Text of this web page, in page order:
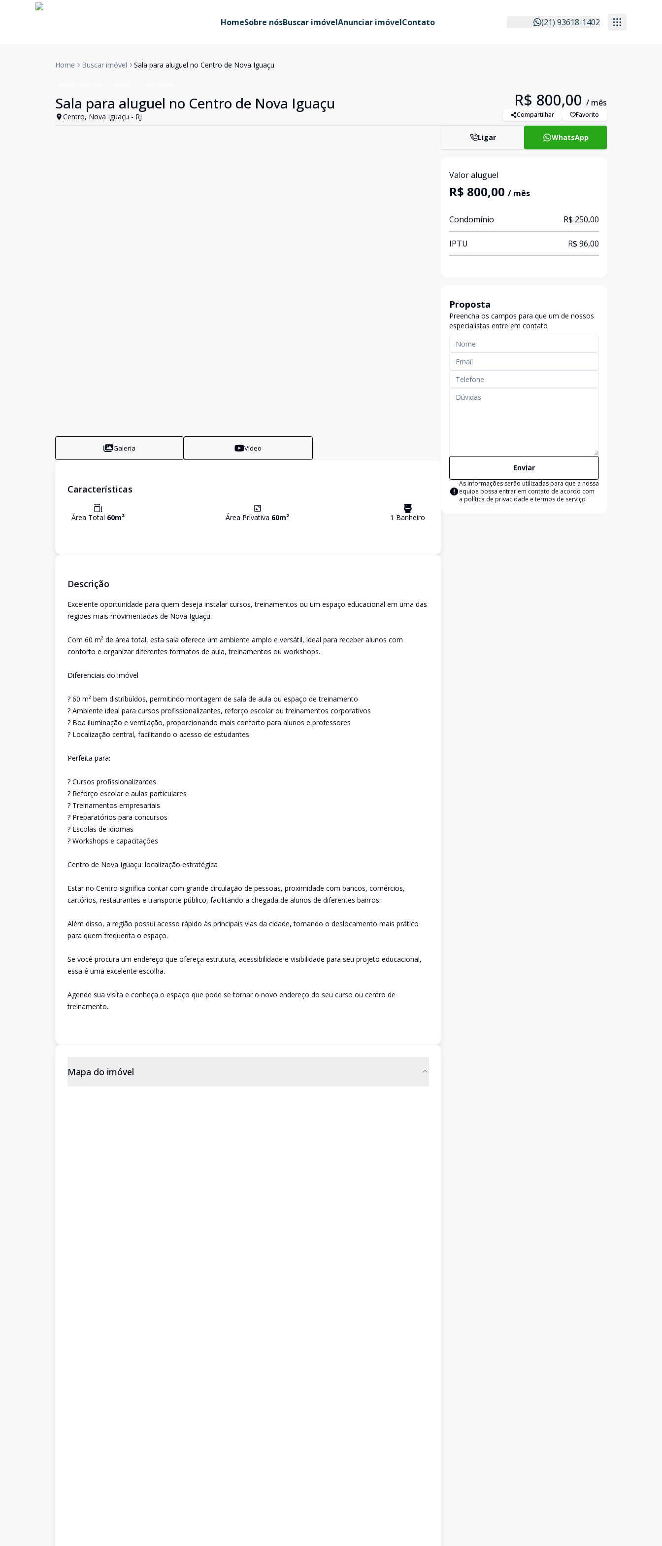
HomeSobre nósBuscar imóvelAnunciar imóvelContato (21) 93618-1402
Home Buscar imóvel Sala para aluguel no Centro de Nova Iguaçu
Sala para aluguel no Centro de Nova Iguaçu
Centro, Nova Iguaçu - RJ
R$ 800,00 / mês
Compartilhar Favorito
Galeria Vídeo
Características
Área Total 60m² Área Privativa 60m² 1 Banheiro
Descrição
Excelente oportunidade para quem deseja instalar cursos, treinamentos ou um espaço educacional em uma das
regiões mais movimentadas de Nova Iguaçu.
Com 60 m² de área total, esta sala oferece um ambiente amplo e versátil, ideal para receber alunos com
conforto e organizar diferentes formatos de aula, treinamentos ou workshops.
Diferenciais do imóvel
? 60 m² bem distribuídos, permitindo montagem de sala de aula ou espaço de treinamento
? Ambiente ideal para cursos profissionalizantes, reforço escolar ou treinamentos corporativos
? Boa iluminação e ventilação, proporcionando mais conforto para alunos e professores
? Localização central, facilitando o acesso de estudantes
Perfeita para:
? Cursos profissionalizantes
? Reforço escolar e aulas particulares
? Treinamentos empresariais
? Preparatórios para concursos
? Escolas de idiomas
? Workshops e capacitações
Centro de Nova Iguaçu: localização estratégica
Estar no Centro significa contar com grande circulação de pessoas, proximidade com bancos, comércios,
cartórios, restaurantes e transporte público, facilitando a chegada de alunos de diferentes bairros.
Além disso, a região possui acesso rápido às principais vias da cidade, tornando o deslocamento mais prático
para quem frequenta o espaço.
Se você procura um endereço que ofereça estrutura, acessibilidade e visibilidade para seu projeto educacional,
essa é uma excelente escolha.
Agende sua visita e conheça o espaço que pode se tornar o novo endereço do seu curso ou centro de
treinamento.
Mapa do imóvel
Ligar WhatsApp
Valor aluguel
R$ 800,00 / mês
Condomínio R$ 250,00
IPTU R$ 96,00
Proposta
Preencha os campos para que um de nossos
especialistas entre em contato
Enviar
As informações serão utilizadas para que a nossa
equipe possa entrar em contato de acordo com
a política de privacidade e termos de serviço